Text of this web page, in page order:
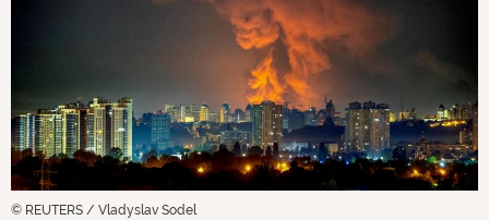
© REUTERS / Vladyslav Sodel